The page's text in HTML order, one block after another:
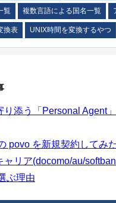
覧 複数言語による国名一覧
換表 UNIX時間を変換するやつ
り添う「Personal Agent
povo を新規契約してみた
ャリア(docomo/au/
ぶ理由